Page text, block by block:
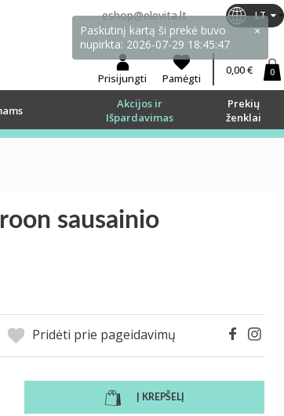
eshop@elevita.lt LT
Prisijungti Pamėgti
0,00 € 0
Akcijos ir
Išpardavimas
Prekių
ženklai
sausainio
Pridėti prie pageidavimų
Į KREPŠELĮ